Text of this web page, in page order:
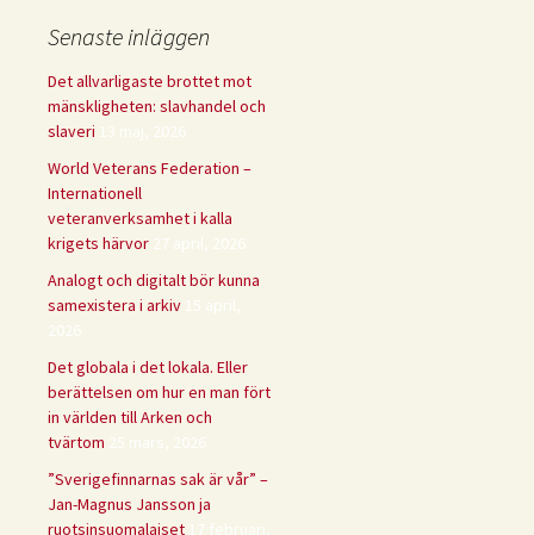
Senaste inläggen
Det allvarligaste brottet mot
mänskligheten: slavhandel och
slaveri 13 maj, 2026
World Veterans Federation –
Internationell
veteranverksamhet i kalla
krigets härvor
27 april, 2026
Analogt och digitalt bör kunna
samexistera i arkiv 15 april,
2026
Det globala i det lokala. Eller
berättelsen om hur en man fört
in världen till Arken och
tvärtom
25 mars, 2026
”Sverigefinnarnas sak är vår” –
Jan-Magnus Jansson ja
ruotsinsuomalaiset 17 februari,